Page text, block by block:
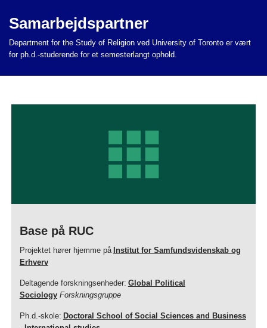
Samarbejdspartner
Department for the Study of Religion ved University of Toronto er vært
for ph.d.-studerende for et semesterlangt ophold.
Base på RUC
Projektet hører hjemme på Institut for Samfundsvidenskab og
Erhverv
Deltagende forskningsenheder: Global Political
Sociology Forskningsgruppe
Ph.d.-skole: Doctoral School of Social Sciences and Business